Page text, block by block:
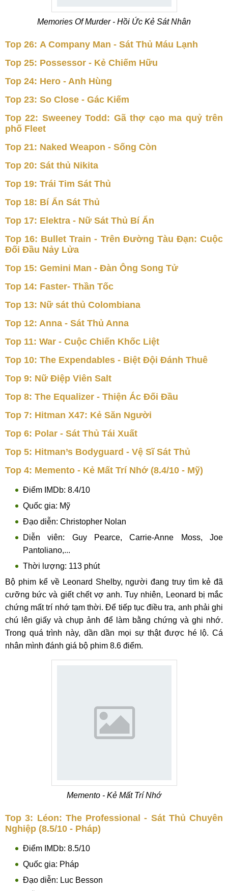
Memories Of Murder - Hồi Ức Kẻ Sát Nhân
Top 26: A Company Man - Sát Thủ Máu Lạnh
Top 25: Possessor - Kẻ Chiếm Hữu
Top 24: Hero - Anh Hùng
Top 23: So Close - Gác Kiếm
Top 22: Sweeney Todd: Gã thợ cạo ma quỷ trên
phố Fleet
Top 21: Naked Weapon - Sống Còn
Top 20: Sát thủ Nikita
Top 19: Trái Tim Sát Thủ
Top 18: Bí Ẩn Sát Thủ
Top 17: Elektra - Nữ Sát Thủ Bí Ẩn
Top 16: Bullet Train - Trên Đường Tàu Đạn: Cuộc
Đối Đầu Nảy Lửa
Top 15: Gemini Man - Đàn Ông Song Tử
Top 14: Faster- Thần Tốc
Top 13: Nữ sát thủ Colombiana
Top 12: Anna - Sát Thủ Anna
Top 11: War - Cuộc Chiến Khốc Liệt
Top 10: The Expendables - Biệt Đội Đánh Thuê
Top 9: Nữ Điệp Viên Salt
Top 8: The Equalizer - Thiện Ác Đối Đầu
Top 7: Hitman X47: Kẻ Săn Người
Top 6: Polar - Sát Thủ Tái Xuất
Top 5: Hitman’s Bodyguard - Vệ Sĩ Sát Thủ
Top 4: Memento - Kẻ Mất Trí Nhớ (8.4/10 - Mỹ)
Điểm IMDb: 8.4/10
Quốc gia: Mỹ
Đạo diễn: Christopher Nolan
Diễn viên: Guy Pearce, Carrie-Anne Moss, Joe
Pantoliano,...
Thời lượng: 113 phút
Bộ phim kể về Leonard Shelby, người đang truy tìm kẻ đã
cưỡng bức và giết chết vợ anh. Tuy nhiên, Leonard bị mắc
chứng mất trí nhớ tạm thời. Để tiếp tục điều tra, anh phải ghi
chú lên giấy và chụp ảnh để làm bằng chứng và ghi nhớ.
Trong quá trình này, dần dần mọi sự thật được hé lộ. Cá
nhân mình đánh giá bộ phim 8.6 điểm.
Memento - Kẻ Mất Trí Nhớ
Top 3: Léon: The Professional - Sát Thủ Chuyên
Nghiệp (8.5/10 - Pháp)
Điểm IMDb: 8.5/10
Quốc gia: Pháp
Đạo diễn: Luc Besson